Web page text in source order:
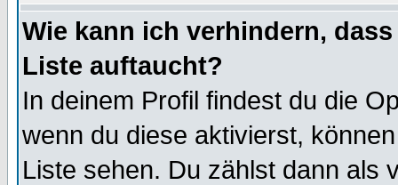
Wie kann ich verhindern,
Liste auftaucht?
In deinem Profil findest du die
wenn du diese aktivierst,
Liste sehen. Du zählst dann als